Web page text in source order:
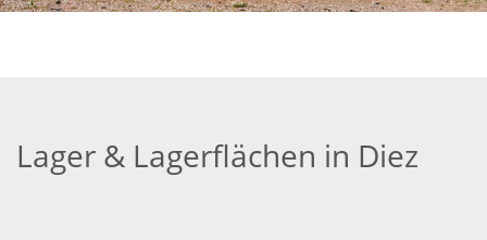
Lager & Lagerflächen in Diez